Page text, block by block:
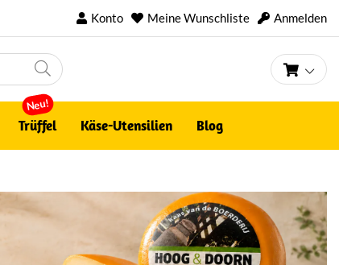
Konto Meine Wunschliste Anmelden
Mein
Trüffel
Neu!
Käse-Utensilien Blog